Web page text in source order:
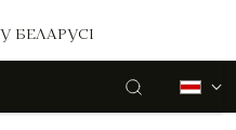
БЕЛАРУСІ